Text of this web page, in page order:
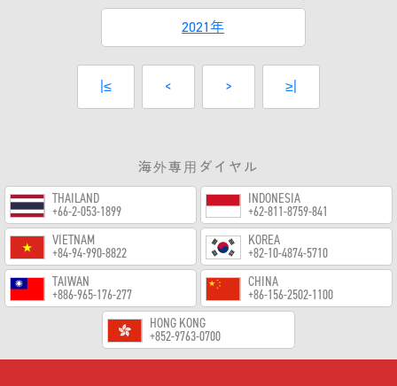
2021年
|≤ < > ≥|
海外専用ダイヤル
THAILAND
+66-2-053-1899
INDONESIA
+62-811-8759-841
VIETNAM
+84-94-990-8822
KOREA
+82-10-4874-5710
TAIWAN
+886-965-176-277
CHINA
+86-156-2502-1100
HONG KONG
+852-9763-0700